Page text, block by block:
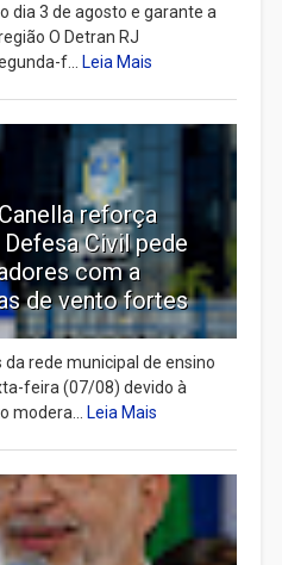
dia 3 de agosto e garante a
O Detran RJ
f...
Leia Mais
reforça
Civil pede
com a
de vento fortes
da rede municipal de ensino
feira (07/08) devido à
modera...
Leia Mais